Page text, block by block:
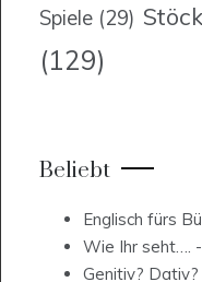
Spiele (29)
(129)
Beliebt
Englisch fürs
Wie Ihr seht….
Genitiv? Dativ?